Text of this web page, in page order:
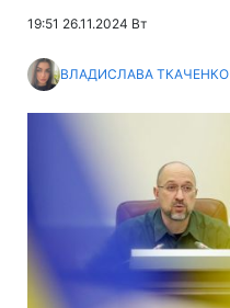
19:51 26.11.2024 Вт
ВЛАДИСЛАВА ТКАЧЕНКО